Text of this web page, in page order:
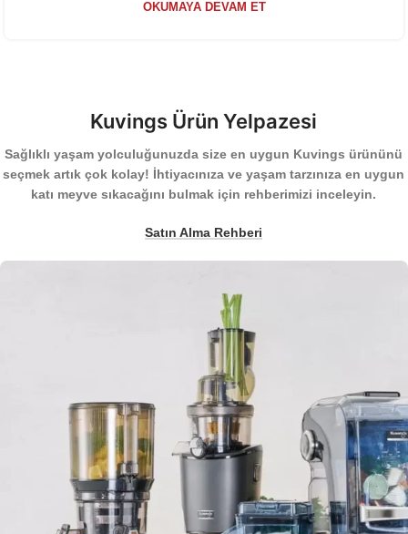
OKUMAYA DEVAM ET
Kuvings Ürün Yelpazesi
Sağlıklı yaşam yolculuğunuzda size en uygun Kuvings ürününü
seçmek artık çok kolay! İhtiyacınıza ve yaşam tarzınıza en uygun
katı meyve sıkacağını bulmak için rehberimizi inceleyin.
Satın Alma Rehberi